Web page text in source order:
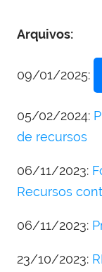
Arquivos:
09/01/2025:
05/02/2024:
de recursos
06/11/2023:
Recursos
06/11/2023:
23/10/2023: